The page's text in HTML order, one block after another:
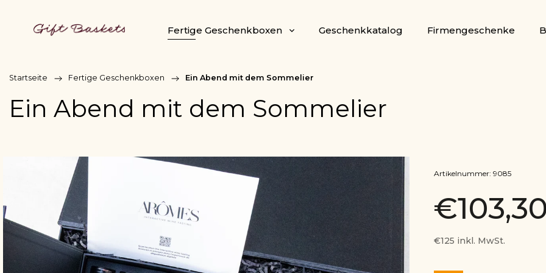
Fertige Geschenkboxen Geschenkkatalog Firmengeschenke
Startseite / Fertige Geschenkboxen / Ein Abend mit dem Sommelier
Ein Abend mit dem Sommelier
€125 inkl. MwSt.
Artikelnummer: 9085